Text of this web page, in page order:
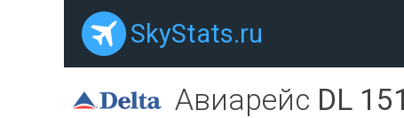
SkyStats.ru
Авиарейс DL